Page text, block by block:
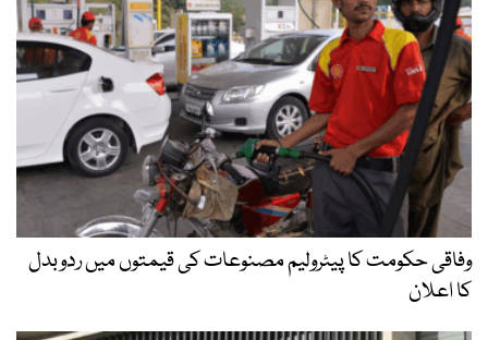
وفاقی حکومت کا پیٹرولیم مصنوعات کی قیمتوں میں ردوبدل
کا اعلان